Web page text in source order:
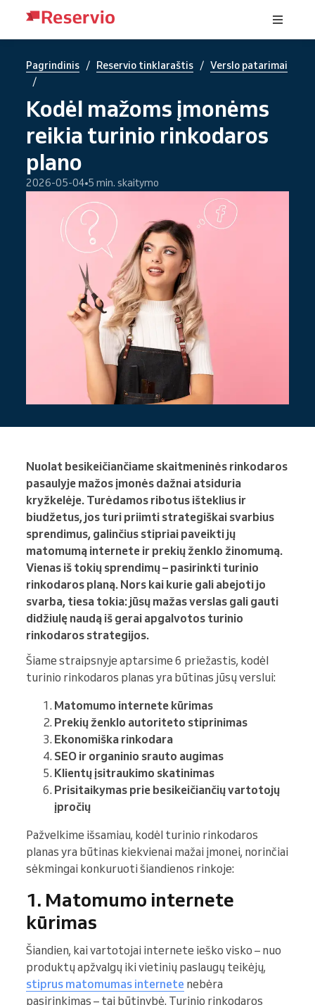
Pagrindinis / Reservio tinklaraštis / Verslo patarimai
/
Kodėl mažoms įmonėms
reikia turinio rinkodaros
plano
2026-05-04 5 min. skaitymo
Nuolat besikeičiančiame skaitmeninės rinkodaros
pasaulyje mažos įmonės dažnai atsiduria
kryžkelėje. Turėdamos ribotus išteklius ir
biudžetus, jos turi priimti strategiškai svarbius
sprendimus, galinčius stipriai paveikti jų
matomumą internete ir prekių ženklo žinomumą.
Vienas iš tokių sprendimų – pasirinkti turinio
rinkodaros planą. Nors kai kurie gali abejoti jo
svarba, tiesa tokia: jūsų mažas verslas gali gauti
didžiulę naudą iš gerai apgalvotos turinio
rinkodaros strategijos.
Šiame straipsnyje aptarsime 6 priežastis, kodėl
turinio rinkodaros planas yra būtinas jūsų verslui:
Matomumo internete kūrimas
Prekių ženklo autoriteto stiprinimas
Ekonomiška rinkodara
SEO ir organinio srauto augimas
Klientų įsitraukimo skatinimas
Prisitaikymas prie besikeičiančių vartotojų
įpročių
Pažvelkime išsamiau, kodėl turinio rinkodaros
planas yra būtinas kiekvienai mažai įmonei, norinčiai
sėkmingai konkuruoti šiandienos rinkoje:
1. Matomumo internete
kūrimas
Šiandien, kai vartotojai internete ieško visko – nuo
produktų apžvalgų iki vietinių paslaugų teikėjų,
stiprus matomumas internete nebėra
pasirinkimas – tai būtinybė. Turinio rinkodaros